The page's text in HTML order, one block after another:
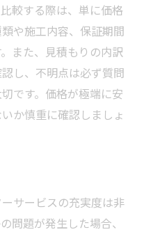
選定
びの秘訣in寝屋川市
成功事例
心得
活用する
を選ぶ
較する際は、単に価格
や施工内容、保証期間
また、見積もりの内訳
し、不明点は必ず質問
です。価格が極端に安
か慎重に確認しましょ
サービスの充実度は非
問題が発生した場合、